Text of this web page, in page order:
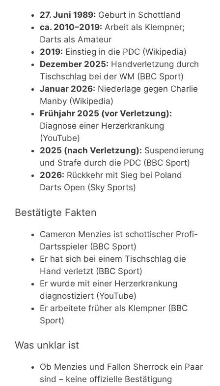
27. Juni 1989: Geburt in Schottland
ca. 2010–2019: Arbeit als Klempner;
Darts als Amateur
2019: Einstieg in die PDC (Wikipedia)
Dezember 2025: Handverletzung durch
Tischschlag bei der WM (BBC Sport)
Januar 2026: Niederlage gegen Charlie
Manby (Wikipedia)
Frühjahr 2025 (vor Verletzung):
Diagnose einer Herzerkrankung
(YouTube)
2025 (nach Verletzung): Suspendierung
und Strafe durch die PDC (BBC Sport)
2026: Rückkehr mit Sieg bei Poland
Darts Open (Sky Sports)
Bestätigte Fakten
Cameron Menzies ist schottischer Profi-
Dartsspieler (BBC Sport)
Er hat sich bei einem Tischschlag die
Hand verletzt (BBC Sport)
Er wurde mit einer Herzerkrankung
diagnostiziert (YouTube)
Er arbeitete früher als Klempner (BBC
Sport)
Was unklar ist
Ob Menzies und Fallon Sherrock ein Paar
sind – keine offizielle Bestätigung